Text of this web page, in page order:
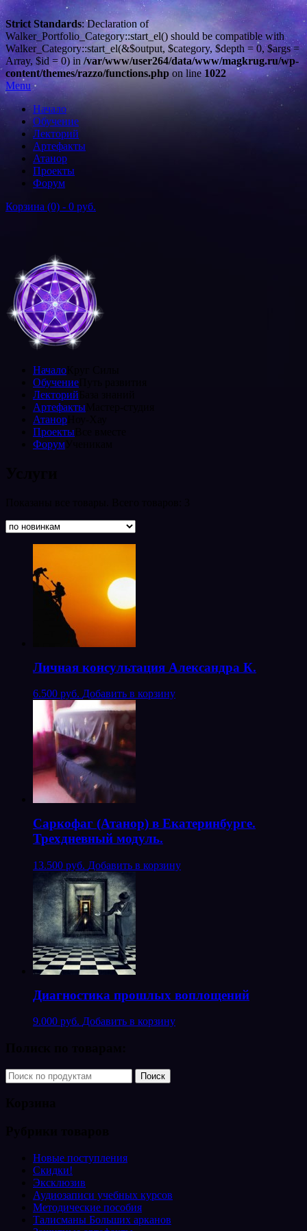
Strict Standards: Declaration of
Walker_Portfolio_Category::start_el() should be compatible with
Walker_Category::start_el(&$output, $category, $depth = 0, $args =
Array, $id = 0) in /var/www/user264/data/www/magkrug.ru/wp-
content/themes/razzo/functions.php on line1022
Menu
Начало
Обучение
Лекторий
Артефакты
Атанор
Проекты
Форум
Корзина (0) - 0 руб.
Начало
Обучение
Лекторий
Артефакты
Атанор
Проекты
Форум
Личная консультация Александра К.
6.500 руб. Добавить в корзину
Саркофаг (Атанор) в Екатеринбурге.
Трехдневный модуль.
13.500 руб. Добавить в корзину
Диагностика прошлых воплощений
9.000 руб. Добавить в корзину
Новые поступления
Скидки!
Эксклюзив
Аудиозаписи учебных курсов
Методические пособия
Талисманы Больших арканов